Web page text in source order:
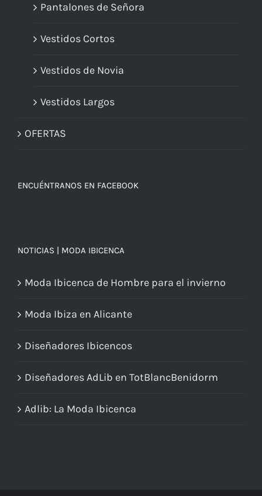
Pantalones de Señora
Vestidos Cortos
Vestidos de Novia
Vestidos Largos
OFERTAS
ENCUÉNTRANOS EN FACEBOOK
NOTICIAS | MODA IBICENCA
Moda Ibicenca de Hombre para el invierno
Moda Ibiza en Alicante
Diseñadores Ibicencos
Diseñadores AdLib en TotBlancBenidorm
Adlib: La Moda Ibicenca